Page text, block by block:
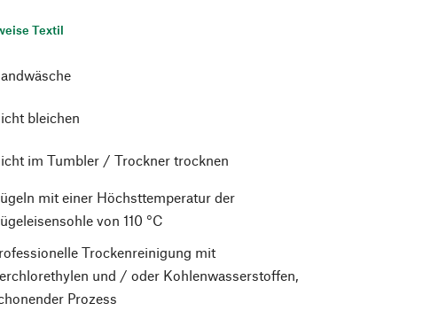
Textil
bleichen
im Tumbler / Trockner trocknen
mit einer Höchsttemperatur der
von 110 °C
Trockenreinigung mit
und / oder Kohlenwasserstoffen,
Prozess